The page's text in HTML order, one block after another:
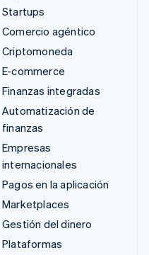
Startups
Comercio agéntico
Criptomoneda
E-commerce
Finanzas integradas
Automatización de
finanzas
Empresas
internacionales
Pagos en la aplicación
Marketplaces
Gestión del dinero
Plataformas